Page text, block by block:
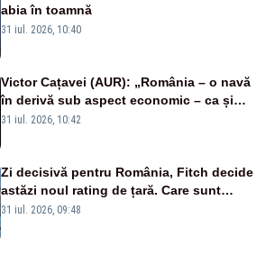
abia în toamnă
31 iul. 2026, 10:40
Victor Cațavei (AUR): „România – o navă
în derivă sub aspect economic – ca și
rezultat al guvernărilor din ultimii 36 de
31 iul. 2026, 10:42
Zi decisivă pentru România, Fitch decide
astăzi noul rating de țară. Care sunt
efectele retrogradării la categoria „junk”
31 iul. 2026, 09:48